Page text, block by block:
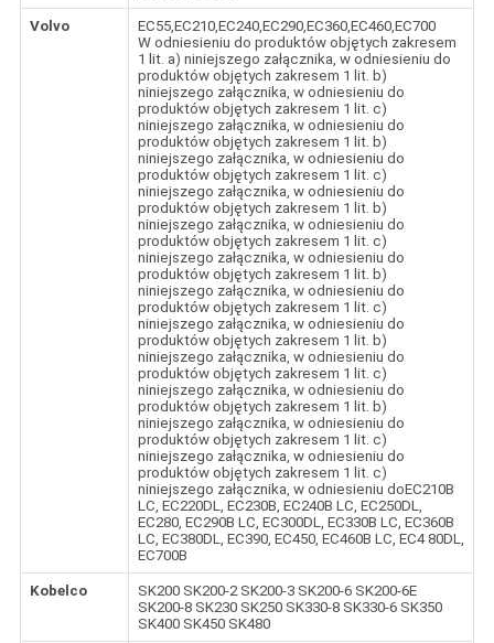
Volvo
EC55,EC210,EC240,EC290,EC360,EC460,EC700
W odniesieniu do produktów objętych zakresem
1 lit. a) niniejszego załącznika, w odniesieniu do
produktów objętych zakresem 1 lit. b)
niniejszego załącznika, w odniesieniu do
produktów objętych zakresem 1 lit. c)
niniejszego załącznika, w odniesieniu do
produktów objętych zakresem 1 lit. b)
niniejszego załącznika, w odniesieniu do
produktów objętych zakresem 1 lit. c)
niniejszego załącznika, w odniesieniu do
produktów objętych zakresem 1 lit. b)
niniejszego załącznika, w odniesieniu do
produktów objętych zakresem 1 lit. c)
niniejszego załącznika, w odniesieniu do
produktów objętych zakresem 1 lit. b)
niniejszego załącznika, w odniesieniu do
produktów objętych zakresem 1 lit. c)
niniejszego załącznika, w odniesieniu do
produktów objętych zakresem 1 lit. b)
niniejszego załącznika, w odniesieniu do
produktów objętych zakresem 1 lit. c)
niniejszego załącznika, w odniesieniu do
produktów objętych zakresem 1 lit. b)
niniejszego załącznika, w odniesieniu do
produktów objętych zakresem 1 lit. c)
niniejszego załącznika, w odniesieniu do
produktów objętych zakresem 1 lit. c)
niniejszego załącznika, w odniesieniu doEC210B
LC, EC220DL, EC230B, EC240B LC, EC250DL,
EC280, EC290B LC, EC300DL, EC330B LC, EC360B
LC, EC380DL, EC390, EC450, EC460B LC, EC4 80DL,
EC700B
Kobelco
SK200 SK200-2 SK200-3 SK200-6 SK200-6E
SK200-8 SK230 SK250 SK330-8 SK330-6 SK350
SK400 SK450 SK480